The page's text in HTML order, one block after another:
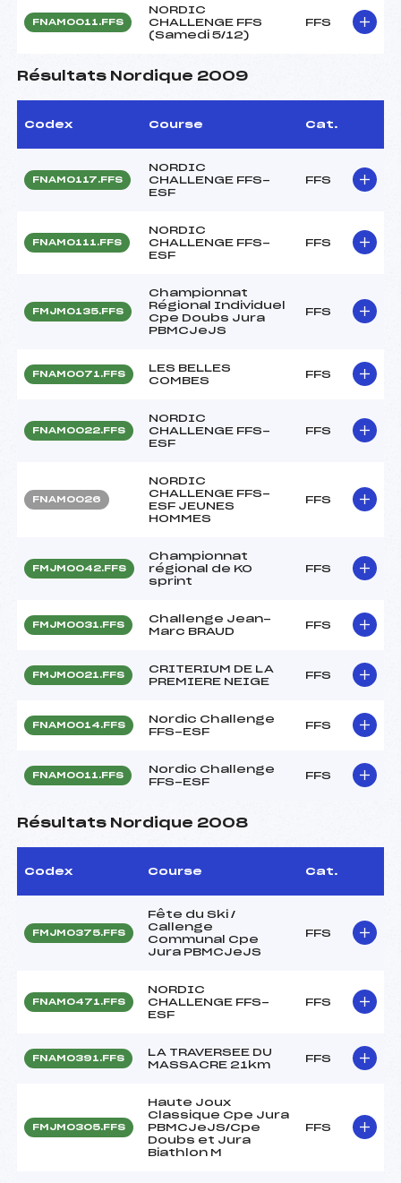
FNAM0011.FFS
NORDIC
CHALLENGE FFS
(Samedi 5/12)
FFS
Résultats Nordique 2009
Codex Course Cat.
FNAM0117.FFS
NORDIC
CHALLENGE FFS-
ESF
FFS
FNAM0111.FFS
NORDIC
CHALLENGE FFS-
ESF
FFS
FMJM0135.FFS
Championnat
Régional Individuel
Cpe Doubs Jura
PBMCJeJS
FFS
FNAM0071.FFS
LES BELLES
COMBES
FFS
FNAM0022.FFS
NORDIC
CHALLENGE FFS-
ESF
FFS
FNAM0026
NORDIC
CHALLENGE FFS-
ESF JEUNES
HOMMES
FFS
FMJM0042.FFS
Championnat
régional de KO
sprint
FFS
FMJM0031.FFS
Challenge Jean-
Marc BRAUD
FFS
FMJM0021.FFS
CRITERIUM DE LA
PREMIERE NEIGE
FFS
FNAM0014.FFS
Nordic Challenge
FFS-ESF
FFS
FNAM0011.FFS
Nordic Challenge
FFS-ESF
FFS
Résultats Nordique 2008
Codex Course Cat.
FMJM0375.FFS
Fête du Ski /
Callenge
Communal Cpe
Jura PBMCJeJS
FFS
FNAM0471.FFS
NORDIC
CHALLENGE FFS-
ESF
FFS
FNAM0391.FFS
LA TRAVERSEE DU
MASSACRE 21km
FFS
FMJM0305.FFS
Haute Joux
Classique Cpe Jura
PBMCJeJS/Cpe
Doubs et Jura
Biathlon M
FFS